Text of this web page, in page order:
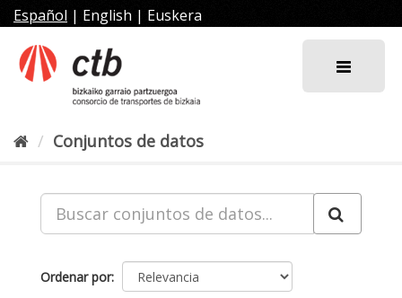
al
contenido
Español | English | Euskera
Conjuntos de datos
Ordenar por